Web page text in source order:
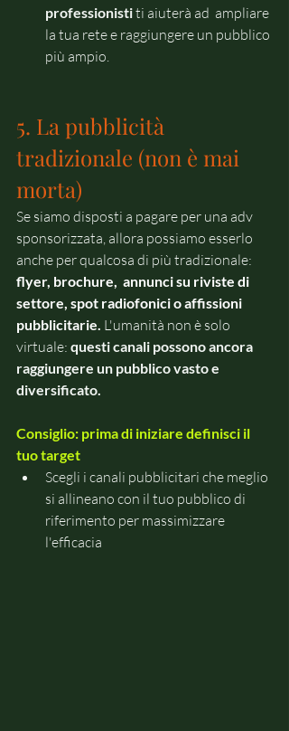
professionisti ti aiuterà ad ampliare
la tua rete e raggiungere un pubblico
più ampio.
5. La pubblicità
tradizionale (non è mai
morta)
Se siamo disposti a pagare per una adv
sponsorizzata, allora possiamo esserlo
anche per qualcosa di più tradizionale:
flyer, brochure,  annunci su riviste di
settore, spot radiofonici o affissioni
pubblicitarie. L'umanità non è solo
virtuale: questi canali possono ancora
raggiungere un pubblico vasto e
diversificato.
Consiglio: prima di iniziare definisci il
tuo target
Scegli i canali pubblicitari che meglio
si allineano con il tuo pubblico di
riferimento per massimizzare
l'efficacia